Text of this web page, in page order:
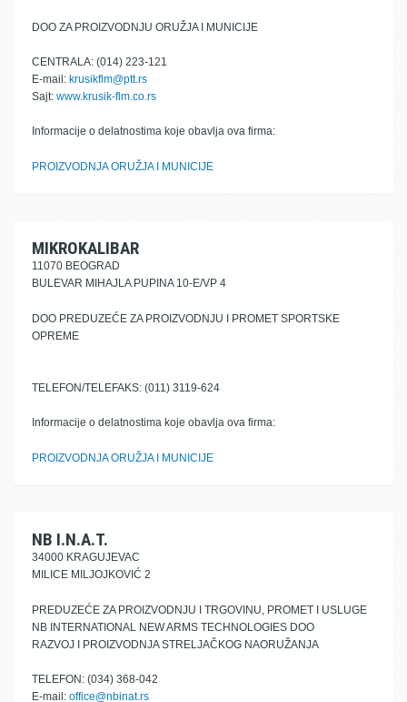
DOO ZA PROIZVODNJU ORUŽJA I MUNICIJE
CENTRALA: (014) 223-121
E-mail: krusikflm@ptt.rs
Sajt: www.krusik-flm.co.rs
Informacije o delatnostima koje obavlja ova firma:
PROIZVODNJA ORUŽJA I MUNICIJE
MIKROKALIBAR
11070 BEOGRAD
BULEVAR MIHAJLA PUPINA 10-E/VP 4
DOO PREDUZEĆE ZA PROIZVODNJU I PROMET SPORTSKE
OPREME
TELEFON/TELEFAKS: (011) 3119-624
Informacije o delatnostima koje obavlja ova firma:
PROIZVODNJA ORUŽJA I MUNICIJE
NB I.N.A.T.
34000 KRAGUJEVAC
MILICE MILJOJKOVIĆ 2
PREDUZEĆE ZA PROIZVODNJU I TRGOVINU, PROMET I USLUGE
NB INTERNATIONAL NEW ARMS TECHNOLOGIES DOO
RAZVOJ I PROIZVODNJA STRELJAČKOG NAORUŽANJA
TELEFON: (034) 368-042
E-mail: office@nbinat.rs